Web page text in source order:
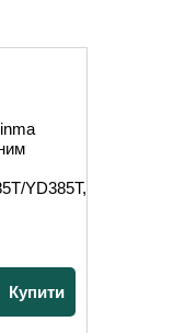
YD385T,
Купити